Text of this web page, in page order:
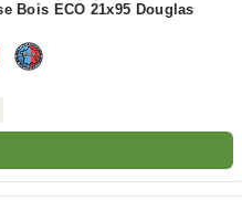
Bois ECO 21x95 Douglas